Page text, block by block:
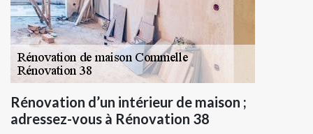
Rénovation d’un intérieur de maison ;
adressez-vous à Rénovation 38